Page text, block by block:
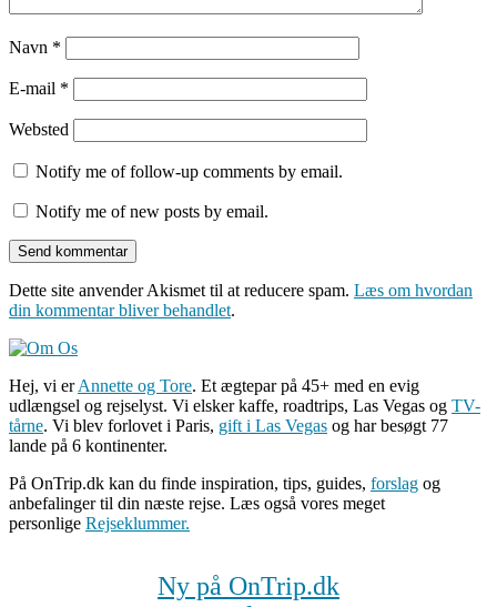
Navn *
E-mail *
Websted
Notify me of follow-up comments by email.
Notify me of new posts by email.
Dette site anvender Akismet til at reducere spam. Læs om hvordan
din kommentar bliver behandlet.
Hej, vi erAnnette og Tore. Et ægtepar på 45+ med en evig
udlængsel og rejselyst. Vi elsker kaffe, roadtrips, Las Vegas og TV-
tårne. Vi blev forlovet i Paris, gift i Las Vegas og har besøgt 77
lande på 6 kontinenter.
På OnTrip.dk kan du finde inspiration, tips, guides, forslag og
anbefalinger til din næste rejse. Læs også vores meget
personlige Rejseklummer.
Ny på OnTrip.dk